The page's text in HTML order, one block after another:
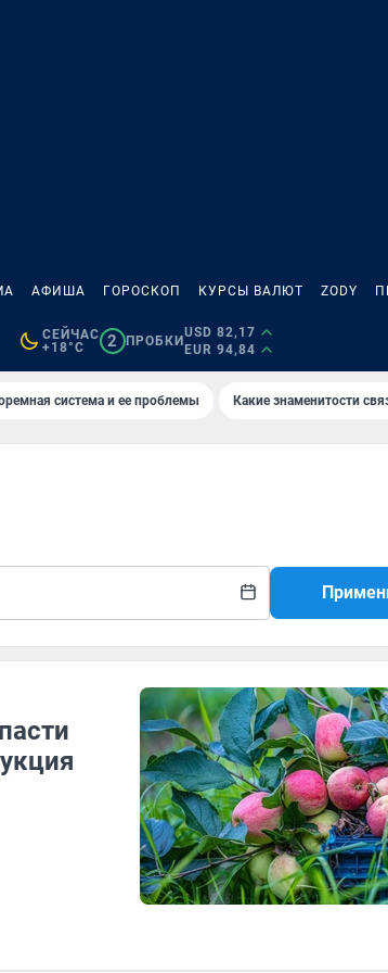
АФИША ГОРОСКОП КУРСЫ ВАЛЮТ ZODY
СЕЙЧАС
+18°C
2 ПРОБКИ
USD 82,17
EUR 94,84
система и ее проблемы Какие знаменитости